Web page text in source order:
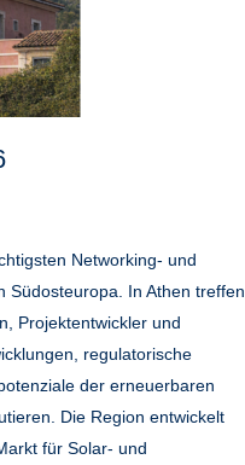
Networking- und
Südosteuropa. In Athen treffen
Projektentwickler und
regulatorische
der erneuerbaren
Die Region entwickelt
für Solar- und